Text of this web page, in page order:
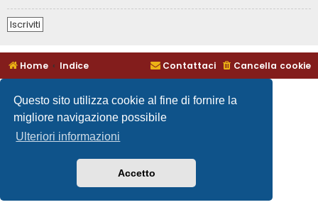
Questo sito utilizza cookie al fine di fornire la
migliore navigazione possibile
Ulteriori informazioni
Accetto
Iscriviti
Home Indice Cancella cookie
Contattaci